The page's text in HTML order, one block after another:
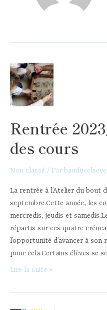
Rentrée
des cours
Non classé / Par
La rentrée à l’Atelier du bout
septembre.Cette année, les
mercredis, jeudis et
répartis sur ces quatre
l’opportunité d’avancer à
pour cela.Certains élèves se
Rentrée
:
Lire la suite »